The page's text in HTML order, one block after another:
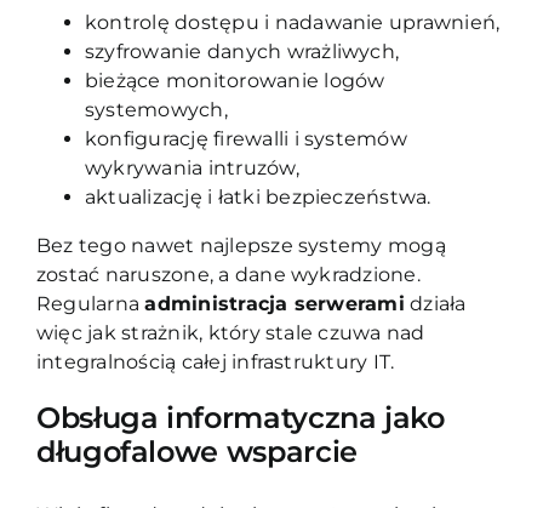
kontrolę dostępu i nadawanie uprawnień,
szyfrowanie danych wrażliwych,
bieżące monitorowanie logów
systemowych,
konfigurację firewalli i systemów
wykrywania intruzów,
aktualizację i łatki bezpieczeństwa.
Bez tego nawet najlepsze systemy mogą
zostać naruszone, a dane wykradzione.
Regularnaadministracja serwerami działa
więc jak strażnik, który stale czuwa nad
integralnością całej infrastruktury IT.
Obsługa informatyczna jako
długofalowe wsparcie